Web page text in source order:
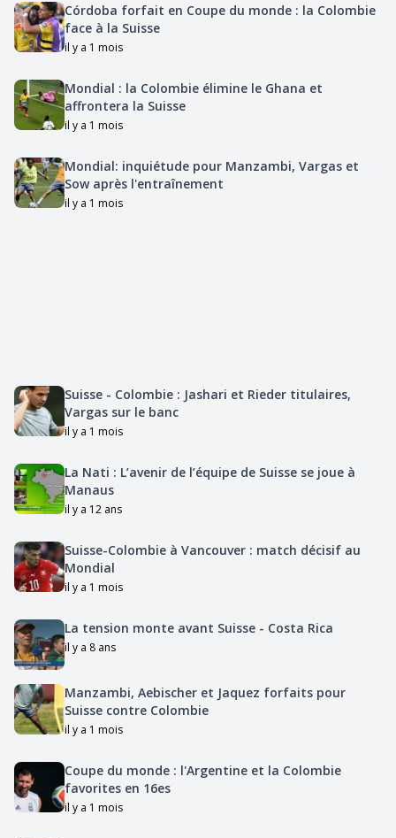
Córdoba forfait en Coupe du monde : la Colombie
face à la Suisse
il y a 1 mois
Mondial : la Colombie élimine le Ghana et
affrontera la Suisse
il y a 1 mois
Mondial: inquiétude pour Manzambi, Vargas et
Sow après l'entraînement
il y a 1 mois
Suisse - Colombie : Jashari et Rieder titulaires,
Vargas sur le banc
il y a 1 mois
La Nati : L’avenir de l’équipe de Suisse se joue à
Manaus
il y a 12 ans
Suisse-Colombie à Vancouver : match décisif au
Mondial
il y a 1 mois
La tension monte avant Suisse - Costa Rica
il y a 8 ans
Manzambi, Aebischer et Jaquez forfaits pour
Suisse contre Colombie
il y a 1 mois
Coupe du monde : l'Argentine et la Colombie
favorites en 16es
il y a 1 mois